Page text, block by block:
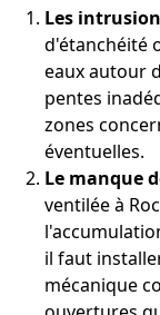
Les
d'étanchéité
eaux autour
pentes
zones
éventuelles.
Le manque
ventilée à
il faut
mécanique